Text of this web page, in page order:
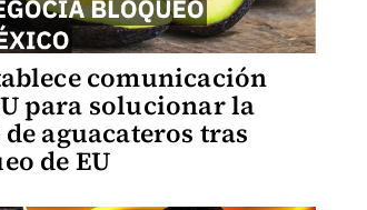
comunicación
para solucionar la
aguacateros tras
de EU